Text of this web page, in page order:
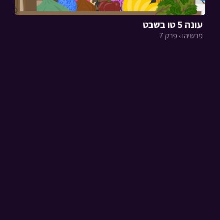
עונה 5 טו בשבט
פרשיהו › פרק 7